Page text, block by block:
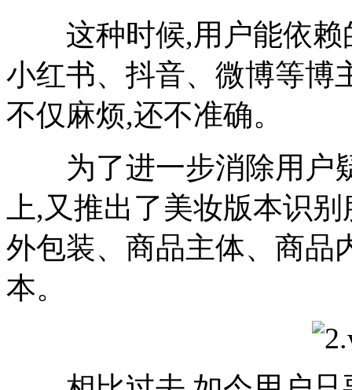
这种时候,用户能依赖
小红书、抖音、微博等博
不仅麻烦,还不准确。
为了进一步消除用户
上,又推出了美妆版本识
外包装、商品主体、商品
本。